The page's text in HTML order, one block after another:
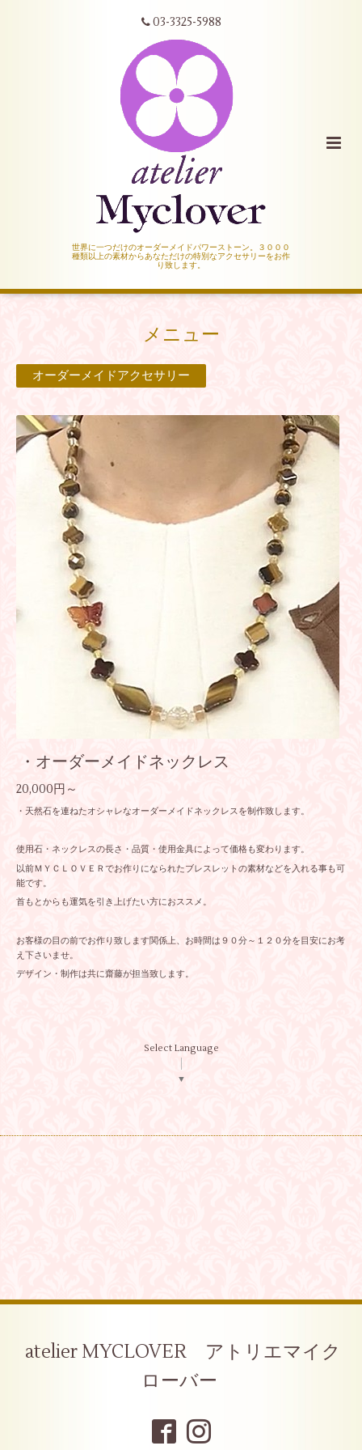
03-3325-5988
世界に一つだけのオーダーメイドパワーストーン。３０００
種類以上の素材からあなただけの特別なアクセサリーをお作
り致します。
メニュー
オーダーメイドアクセサリー
・オーダーメイドネックレス
20,000円～
・天然石を連ねたオシャレなオーダーメイドネックレスを制作致します。
使用石・ネックレスの長さ・品質・使用金具によって価格も変わります。
以前ＭＹＣＬＯＶＥＲでお作りになられたブレスレットの素材などを入れる事も可
能です。
首もとからも運気を引き上げたい方におススメ。
お客様の目の前でお作り致します関係上、お時間は９０分～１２０分を目安にお考
え下さいませ。
デザイン・制作は共に齋藤が担当致します。
Select Language
▼
atelier MYCLOVER アトリエマイク
ローバー